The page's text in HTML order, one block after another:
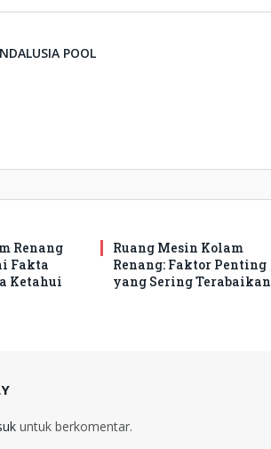
POOL
Renang
Fakta
Ketahui
Ruang Mesin Kolam
Renang: Faktor Penting
yang Sering Terabaikan
untuk berkomentar.